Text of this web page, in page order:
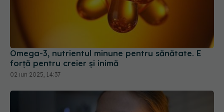
Omega-3, nutrientul minune pentru sănătate. E
forță pentru creier și inimă
02 iun 2025, 14:37